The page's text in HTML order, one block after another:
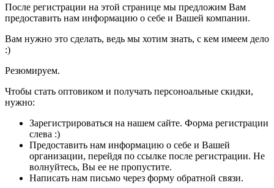
После регистрации на этой странице мы предложим Вам
предоставить нам информацию о себе и Вашей компании.
Вам нужно это сделать, ведь мы хотим знать, с кем имеем дело
:)
Резюмируем.
Чтобы стать оптовиком и получать персоноальные скидки,
нужно:
Зарегистрироваться на нашем сайте. Форма регистрации
слева :)
Предоставить нам информацию о себе и Вашей
организации, перейдя по ссылке после регистрации. Не
волнуйтесь, Вы ее не пропустите.
Написать нам письмо через форму обратной связи.